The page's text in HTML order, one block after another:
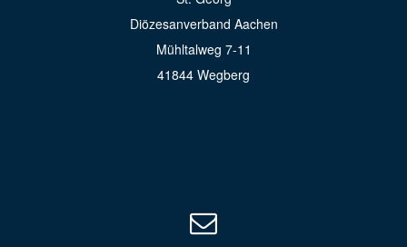
Diözesanverband Aachen
Mühltalweg 7-11
41844 Wegberg